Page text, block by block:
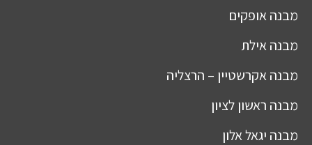
מבנהאופקים
מבנהאילת
מבנהאקרשטיין – הרצליה
מבנה ראשון לציון
מבנה יגאל אלון